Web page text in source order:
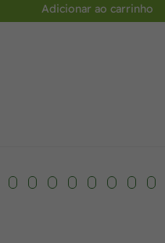
Adicionar ao carrinho